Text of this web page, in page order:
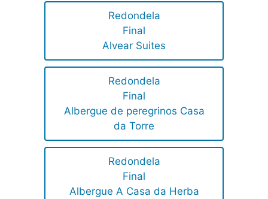
Redondela
Final
Alvear Suites
Redondela
Final
Albergue de peregrinos Casa
da Torre
Redondela
Final
Albergue A Casa da Herba